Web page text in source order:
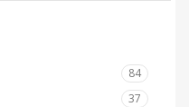
84
37